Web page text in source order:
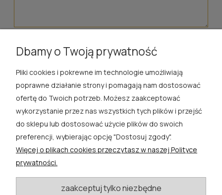
ROSA ĆWIK
SKLEP
EXTRA
KATEGORIE BLOGU
Dbamy o Twoją prywatność
Pliki cookies i pokrewne im technologie umożliwiają
poprawne działanie strony i pomagają nam dostosować
ofertę do Twoich potrzeb. Możesz zaakceptować
wykorzystanie przez nas wszystkich tych plików i przejść
do sklepu lub dostosować użycie plików do swoich
preferencji, wybierając opcję "Dostosuj zgody".
Więcej o plikach cookies przeczytasz w naszej Polityce
prywatności.
zaakceptuj tylko niezbędne